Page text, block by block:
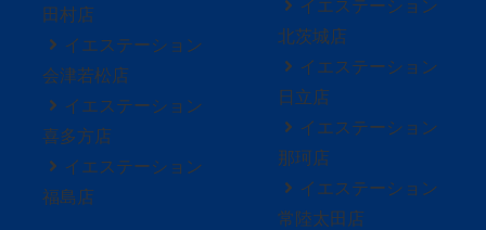
田村店
イエステーション
会津若松店
イエステーション
喜多方店
イエステーション
福島店
イエステーション
北茨城店
イエステーション
日立店
イエステーション
那珂店
イエステーション
常陸太田店